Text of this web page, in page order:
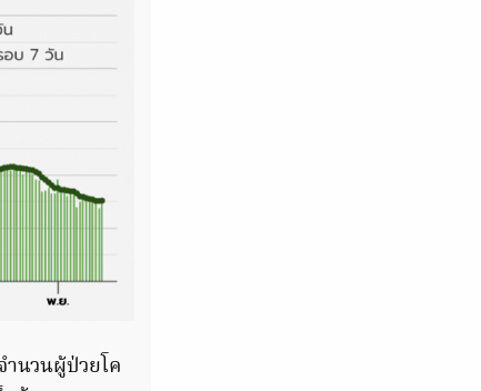
นวนผู้ป่วยโค